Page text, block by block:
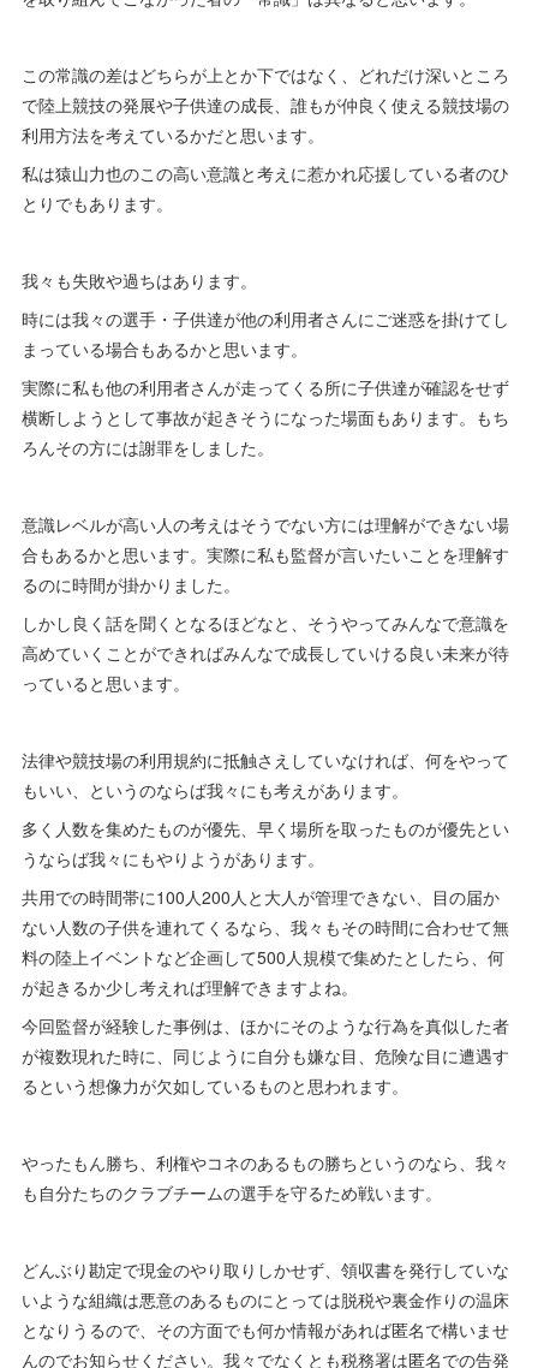
この常識の差はどちらが上とか下ではなく、どれだけ深いところ
で陸上競技の発展や子供達の成長、誰もが仲良く使える競技場の
利用方法を考えているかだと思います。
私は猿山力也のこの高い意識と考えに惹かれ応援している者のひ
とりでもあります。
我々も失敗や過ちはあります。
時には我々の選手・子供達が他の利用者さんにご迷惑を掛けてし
まっている場合もあるかと思います。
実際に私も他の利用者さんが走ってくる所に子供達が確認をせず
横断しようとして事故が起きそうになった場面もあります。もち
ろんその方には謝罪をしました。
意識レベルが高い人の考えはそうでない方には理解ができない場
合もあるかと思います。実際に私も監督が言いたいことを理解す
るのに時間が掛かりました。
しかし良く話を聞くとなるほどなと、そうやってみんなで意識を
高めていくことができればみんなで成長していける良い未来が待
っていると思います。
法律や競技場の利用規約に抵触さえしていなければ、何をやって
もいい、というのならば我々にも考えがあります。
多く人数を集めたものが優先、早く場所を取ったものが優先とい
うならば我々にもやりようがあります。
共用での時間帯に100人200人と大人が管理できない、目の届か
ない人数の子供を連れてくるなら、我々もその時間に合わせて無
料の陸上イベントなど企画して500人規模で集めたとしたら、何
が起きるか少し考えれば理解できますよね。
今回監督が経験した事例は、ほかにそのような行為を真似した者
が複数現れた時に、同じように自分も嫌な目、危険な目に遭遇す
るという想像力が欠如しているものと思われます。
やったもん勝ち、利権やコネのあるもの勝ちというのなら、我々
も自分たちのクラブチームの選手を守るため戦います。
どんぶり勘定で現金のやり取りしかせず、領収書を発行していな
いような組織は悪意のあるものにとっては脱税や裏金作りの温床
となりうるので、その方面でも何か情報があれば匿名で構いませ
んのでお知らせください。我々でなくとも税務署は匿名での告発